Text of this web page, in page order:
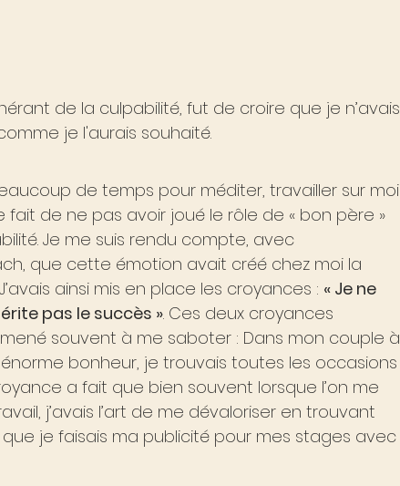
de la culpabilité, fut de croire que je n’avais
je l'aurais souhaité.
de temps pour méditer, travailler sur moi
fait de ne pas avoir joué le rôle de « bon père »
Je me suis rendu compte, avec
que cette émotion avait créé chez moi la
ainsi mis en place les croyances : « Je ne
pas le succès ». Ces deux croyances
souvent à me saboter : Dans mon couple à
bonheur, je trouvais toutes les occasions
a fait que bien souvent lorsque l’on me
j’avais l’art de me dévaloriser en trouvant
que je faisais ma publicité pour mes stages avec